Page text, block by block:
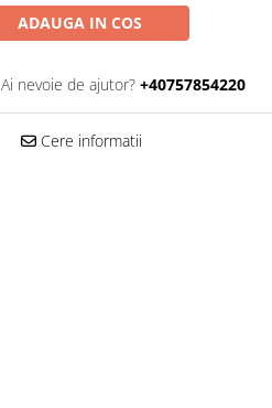
ADAUGA IN COS
Ai nevoie de ajutor? +40757854220
Cere informatii